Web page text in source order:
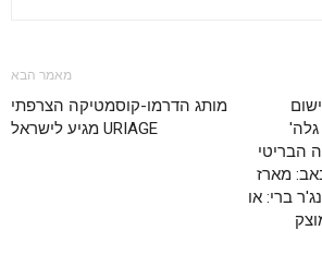
גלה'
הבריטי
מארז
ברי: או
מאמר הבא
מותג הדרמו-קוסמטיקה הצרפתי
URIAGE מגיע לישראל